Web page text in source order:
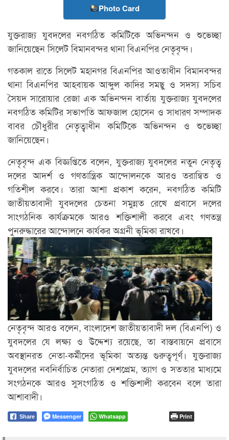
Photo Card
যুক্তরাজ্য যুবদলের নবগঠিত কমিটিকে অভিনন্দন ও শুভেচ্ছা
জানিয়েছেন সিলেট বিমানবন্দর থানা বিএনপির নেতৃবৃন্দ।
গতকাল রাতে সিলেট মহানগর বিএনপির আওতাধীন বিমানবন্দর
থানা বিএনপির আহবায়ক আব্দুল কাদির সমছু ও সদস্য সচিব
সৈয়দ সারোয়ার রেজা এক অভিনন্দন বার্তায় যুক্তরাজ্য যুবদলের
নবগঠিত কমিটির সভাপতি আফজাল হোসেন ও সাধারণ সম্পাদক
বাবর চৌধুরীর নেতৃত্বাধীন কমিটিকে অভিনন্দন ও শুভেচ্ছা
জানিয়েছেন।
নেতৃবৃন্দ এক বিজ্ঞপ্তিতে বলেন, যুক্তরাজ্য যুবদলের নতুন নেতৃত্ব
দলের আদর্শ ও গণতান্ত্রিক আন্দোলনকে আরও তরান্বিত ও
গতিশীল করবে। তারা আশা প্রকাশ করেন, নবগঠিত কমিটি
জাতীয়তাবাদী যুবদলের চেতনা সমুন্নত রেখে প্রবাসে দলের
সাংগঠনিক কার্যক্রমকে আরও শক্তিশালী করবে এবং গণতন্ত্র
পুনরুদ্ধারের আন্দোলনে কার্যকর অগ্রনী ভূমিকা রাখবে।
নেতৃবৃন্দ আরও বলেন, বাংলাদেশ জাতীয়তাবাদী দল (বিএনপি) ও
যুবদলের যে লক্ষ্য ও উদ্দেশ্য রয়েছে, তা বাস্তবায়নে প্রবাসে
অবস্থানরত নেতা-কর্মীদের ভূমিকা অত্যন্ত গুরুত্বপূর্ণ। যুক্তরাজ্য
যুবদলের নবনির্বাচিত নেতারা দেশপ্রেম, ত্যাগ ও সততার মাধ্যমে
সংগঠনকে আরও সুসংগঠিত ও শক্তিশালী করবেন বলে তারা
আশাবাদী।
Share Messenger Whatsapp Print